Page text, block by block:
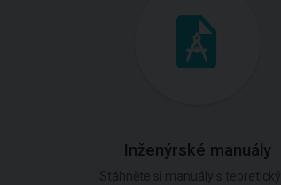
Inženýrské manuály